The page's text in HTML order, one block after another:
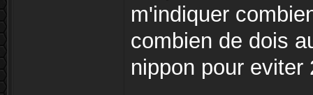
m'indiquer
combien de dois
nippon pour